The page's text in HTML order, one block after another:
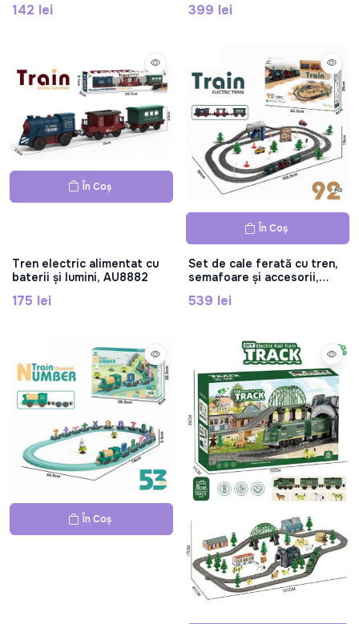
142 lei 399 lei
În Coș
Tren electric alimentat cu
baterii și lumini, AU8882
175 lei
În Coș
Set de cale ferată cu tren,
semafoare și accesorii,
539 lei
În Coș